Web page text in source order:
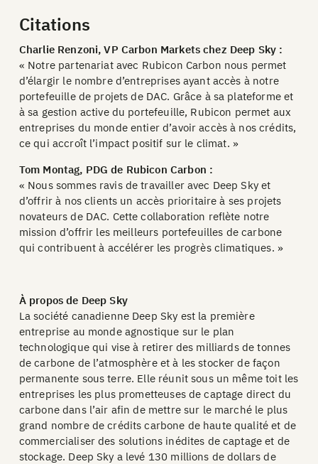
Citations
Charlie Renzoni, VP Carbon Markets chez Deep Sky :
« Notre partenariat avec Rubicon Carbon nous permet
d’élargir le nombre d’entreprises ayant accès à notre
portefeuille de projets de DAC. Grâce à sa plateforme et
à sa gestion active du portefeuille, Rubicon permet aux
entreprises du monde entier d’avoir accès à nos crédits,
ce qui accroît l’impact positif sur le climat. »
Tom Montag, PDG de Rubicon Carbon :
« Nous sommes ravis de travailler avec Deep Sky et
d’offrir à nos clients un accès prioritaire à ses projets
novateurs de DAC. Cette collaboration reflète notre
mission d’offrir les meilleurs portefeuilles de carbone
qui contribuent à accélérer les progrès climatiques. »
À propos de Deep Sky
La société canadienne Deep Sky est la première
entreprise au monde agnostique sur le plan
technologique qui vise à retirer des milliards de tonnes
de carbone de l’atmosphère et à les stocker de façon
permanente sous terre. Elle réunit sous un même toit les
entreprises les plus prometteuses de captage direct du
carbone dans l’air afin de mettre sur le marché le plus
grand nombre de crédits carbone de haute qualité et de
commercialiser des solutions inédites de captage et de
stockage. Deep Sky a levé 130 millions de dollars de